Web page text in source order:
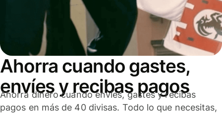
Ahorra cuando gastes,
envíes y recibas pagos
Ahorra dinero cuando envíes, gastes y recibas
pagos en más de 40 divisas. Todo lo que necesitas,